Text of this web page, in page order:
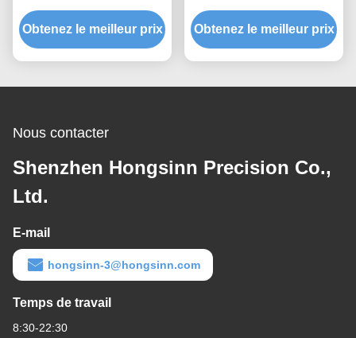
de précision | Fabricant
de supports structurels
personnalisés
Obtenez le meilleur prix
haute précision avec
usinage multi-matériaux
et processus de tourne-
Obtenez le meilleur prix
Nous contacter
Shenzhen Hongsinn Precision Co.,
Ltd.
E-mail
hongsinn-3@hongsinn.com
Temps de travail
8:30-22:30